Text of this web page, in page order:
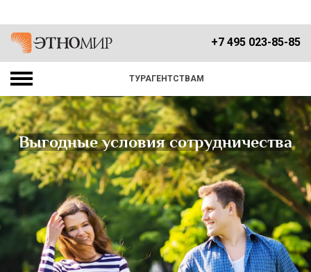
+7 495 023-85-85
ТУРАГЕНТСТВАМ
Выгодные условия сотрудничества